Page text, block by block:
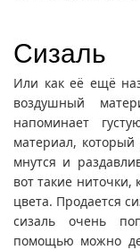
Сизаль
Или как её ещё
воздушный
напоминает
материал, который
мнутся и
вот такие
цвета. Продается
сизаль очень
помощью можно